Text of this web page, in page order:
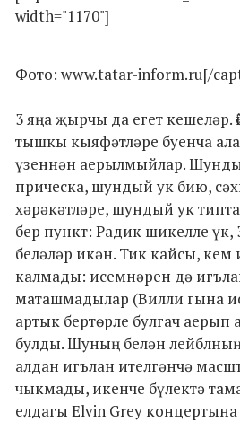
width="1170"]
Фото: www.tatar-inform.ru[/
3 яңа җырчы да егет кешеләр.
тышкы кыяфәтләре буенча
үзеннән аерылмыйлар.
прическа, шундый ук бию,
хәрәкәтләре, шундый ук
бер пункт: Радик шикелле
беләләр икән. Тик кайсы, кем
калмады: исемнәрен дә
маташмадылар (Вилли гына
артык бертөрле булгач аерып
булды. Шуның белән
алдан игълан ителгәнчә
чыкмады, икенче бүлектә
елдагы Elvin Grey